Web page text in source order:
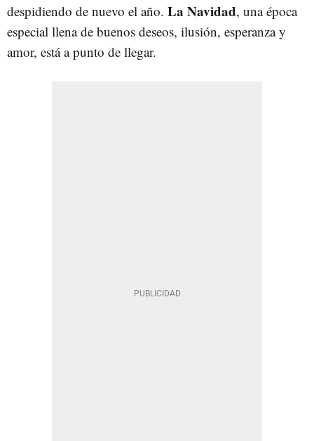
despidiendo de nuevo el año. La Navidad, una época
especial llena de buenos deseos, ilusión, esperanza y
amor, está a punto de llegar.